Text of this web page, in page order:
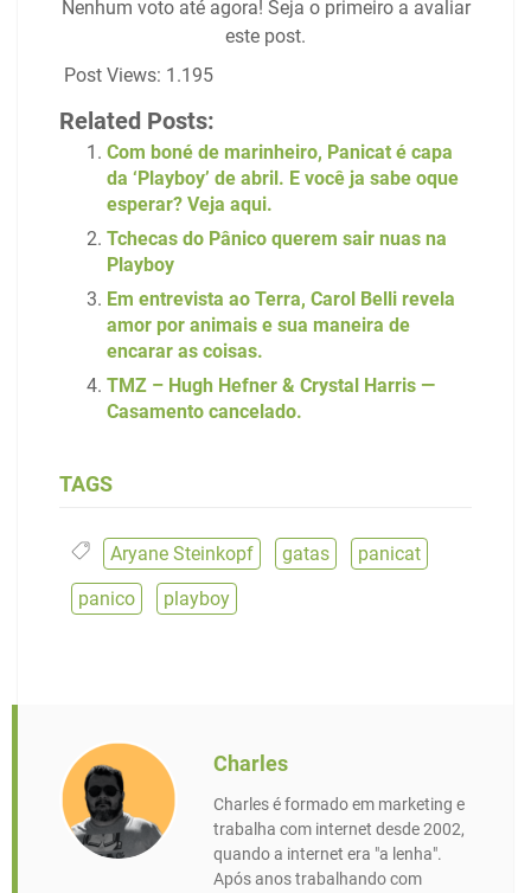
Nenhum voto até agora! Seja o primeiro a avaliar
este post.
Post Views: 1.195
Related Posts:
Com boné de marinheiro, Panicat é capa
da ‘Playboy’ de abril. E você ja sabe oque
esperar? Veja aqui.
Tchecas do Pânico querem sair nuas na
Playboy
Em entrevista ao Terra, Carol Belli revela
amor por animais e sua maneira de
encarar as coisas.
TMZ – Hugh Hefner & Crystal Harris —
Casamento cancelado.
TAGS
Aryane Steinkopf gatas panicat
panico
playboy
Charles
Charles é formado em marketing e
trabalha com internet desde 2002,
quando a internet era "a lenha".
Após anos trabalhando com